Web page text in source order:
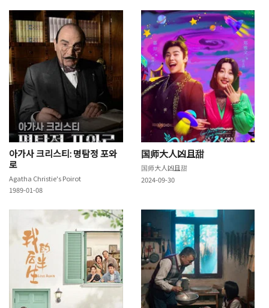
아가사 크리스티: 명탐정 포와
로
Agatha Christie's Poirot
1989-01-08
国师大人凶且甜
国师大人凶且甜
2024-09-30